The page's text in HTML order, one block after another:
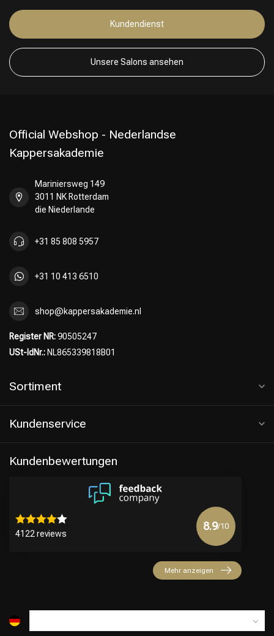
Kundendienst
Unsere Salons ansehen
Official Webshop - Nederlandse
Kappersakademie
Mariniersweg 149
3011 NK Rotterdam
die Niederlande
+31 85 808 5957
+31 10 413 6510
shop@kappersakademie.nl
Register NR:90505247
USt-IdNr.: NL865339818B01
Sortiment
Kundenservice
Kundenbewertungen
4122 reviews
8.9/10
Mehr anzeigen